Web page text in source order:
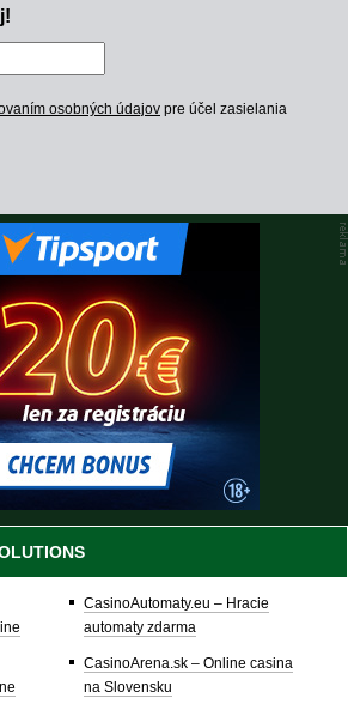
osobných údajov pre účel zasielania
CasinoAutomaty.eu – Hracie
automaty zdarma
CasinoArena.sk – Online casina
na Slovensku